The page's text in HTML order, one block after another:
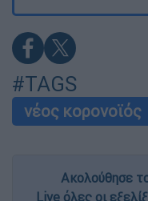
#TAGS
νέος κορονοϊός
Ακολούθησε
Live όλες οι